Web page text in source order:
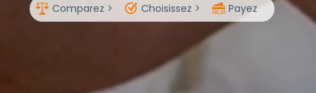
Comparez > Choisissez > Payez